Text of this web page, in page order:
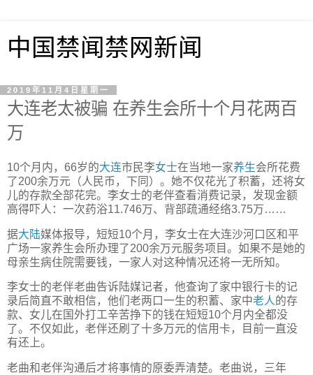
中国禁闻禁网新闻
2019年11月4日星期一
大连老太被骗 在养生会所十个月花两百
万
10个月内，66岁的大连市民李女士在当地一家养生会所花费
了200余万元（人民币，下同）。她不仅花光了积蓄，还将女
儿的存款全部花完。李女士的老伴查看消费记录，发现金额
高得吓人：一次药浴11.746万、背部疏通经络3.75万……
据大陆媒体报导，短短10个月，李女士在大连沙河口区和平
广场一家养生会所办理了200余万元服务项目。如果不是她的
母亲生病住院需要钱，一家人对这种情况还将一无所知。
李女士的老伴老曲告诉陆媒记者，他查询了家中银行卡的记
录后简直不敢相信，他们老两口一生的积蓄、家中老人的存
款、女儿在国外打工辛苦挣下的钱在短短10个月内全都没
了。不仅如此，老伴还刷了十多万元的信用卡，目前一直没
有还上。
老曲和老伴沟通后才将事情的原委弄清楚。老曲说，三年